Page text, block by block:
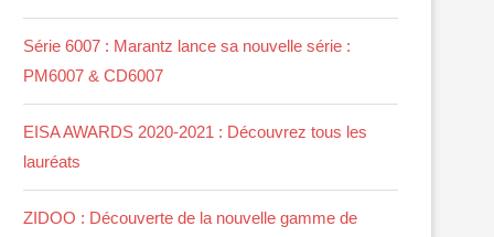
Série 6007 : Marantz lance sa nouvelle série :
PM6007 & CD6007
EISA AWARDS 2020-2021 : Découvrez tous les
lauréats
ZIDOO : Découverte de la nouvelle gamme de